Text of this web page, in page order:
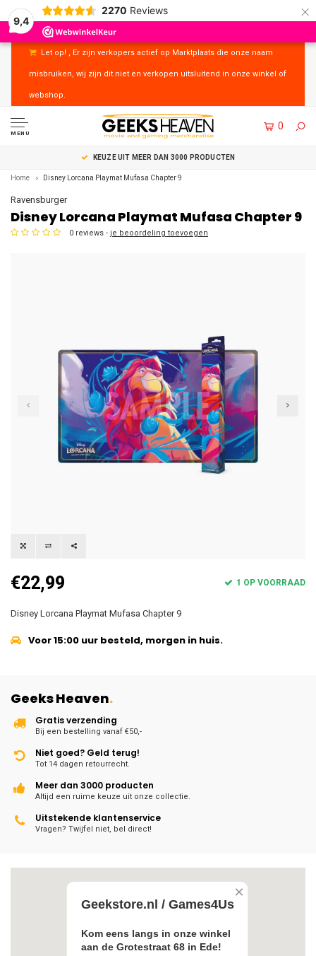
9,4
2270 Reviews ×
Let op! , Er zijn verkopers actief op Marktplaats die onze naam
misbruiken, wij zijn dit niet en verkopen uitsluitend in onze winkel of
webshop.
MENU
0
UITSTEKENDE KLANTENSERVICE
Home Disney Lorcana Playmat Mufasa Chapter 9
Ravensburger
Disney Lorcana Playmat Mufasa Chapter 9
0 reviews - je beoordeling toevoegen
€22,99 1 OP VOORRAAD
Disney Lorcana Playmat Mufasa Chapter 9
Voor 15:00 uur besteld, morgen in huis.
Geeks Heaven.
Gratis verzending
Bij een bestelling vanaf €50,-
Niet goed? Geld terug!
Tot 14 dagen retourrecht.
Meer dan 3000 producten
Altijd een ruime keuze uit onze collectie.
Uitstekende klantenservice
Vragen? Twijfel niet, bel direct!